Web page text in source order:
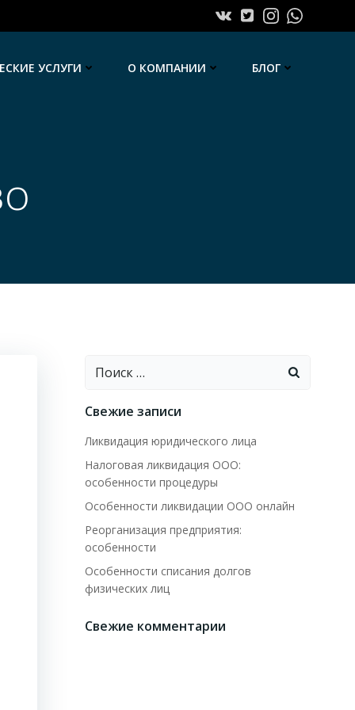
УСЛУГИ О КОМПАНИИ БЛОГ
Найти:
Свежие записи
Ликвидация юридического лица
Налоговая ликвидация ООО:
особенности процедуры
Особенности ликвидации ООО онлайн
Реорганизация предприятия:
особенности
Особенности списания долгов
физических лиц
Свежие комментарии